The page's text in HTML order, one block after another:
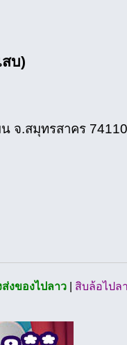
บ)
จ.สมุทรสาคร 74110
ส่งของไปลาว| สิบล้อไปล